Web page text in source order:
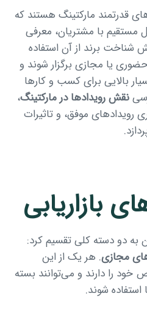
Type and hit enter
قدرتمند مارکتینگ هستند که
مستقیم با مشتریان، معرفی
برند از آن استفاده
یا مجازی برگزار شوند و
بالایی برای کسب و کارها
نقش رویدادها در مارکتینگ،
رویدادهای موفق، و تاثیرات
بازاریابی
به دو دسته کلی تقسیم کرد:
مجازی. هر یک از این
خود را دارند و می‌توانند بسته
شوند.